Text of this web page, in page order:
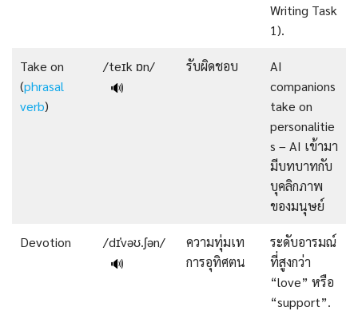
Writing Task
1).
Take on
(phrasal
verb)
/teɪk ɒn/
🔊
รับผิดชอบ
AI
companions
take on
personalitie
s – AI เข้ามา
มีบทบาทกับ
บุคลิกภาพ
ของมนุษย์
Devotion
/dɪˈvəʊ.ʃən/
🔊
ความทุ่มเท
การอุทิศตน
ระดับอารมณ์
ที่สูงกว่า
“love” หรือ
“support”.